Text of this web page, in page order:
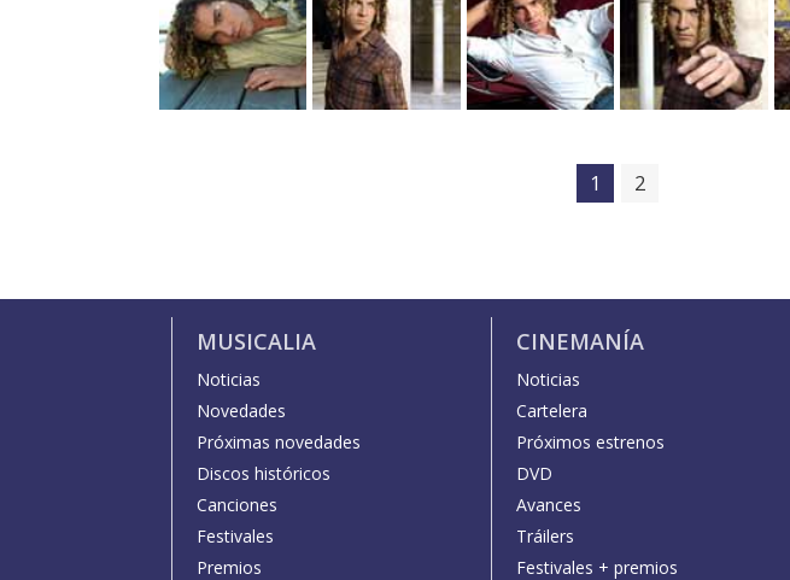
1 2
MUSICALIA
Noticias
Novedades
Próximas novedades
Discos históricos
Canciones
Festivales
Premios
CINEMANÍA
Noticias
Cartelera
Próximos estrenos
DVD
Avances
Tráilers
Festivales + premios